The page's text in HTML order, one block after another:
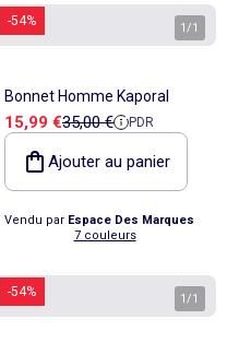
-54% 1 /1
Bonnet Homme Kaporal
Prix de vente
15,99 €Prix de référence
35,00 € PDR
Ajouter au panier
Vendu par Espace Des Marques
7 couleurs
-54% 1 /1